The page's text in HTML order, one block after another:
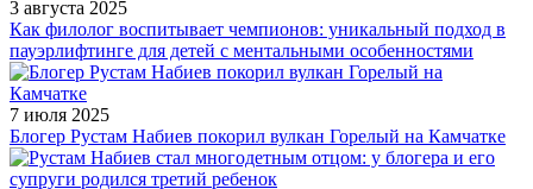
3 августа 2025
Как филолог воспитывает чемпионов: уникальный подход в
пауэрлифтинге для детей с ментальными особенностями
7 июля 2025
Блогер Рустам Набиев покорил вулкан Горелый на Камчатке